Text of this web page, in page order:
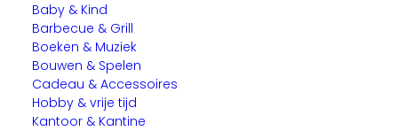
Baby & Kind
Barbecue & Grill
Boeken & Muziek
Bouwen & Spelen
Cadeau & Accessoires
Hobby & vrije tijd
Kantoor & Kantine
Home
Verlichting & Elektra
Filament – Ø 60 – 4 watt – E27 – golden- daglichtsensor